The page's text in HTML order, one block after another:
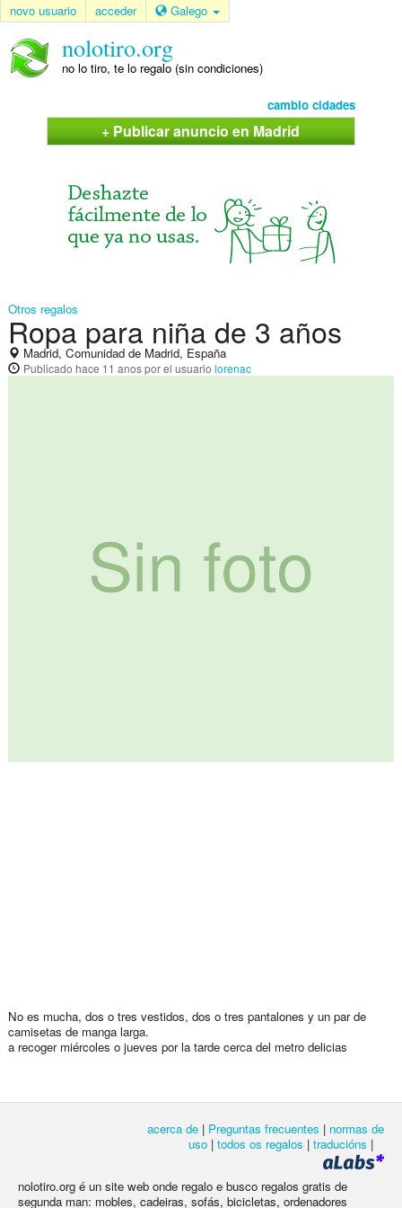
novo usuario acceder Galego
nolotiro.org
no lo tiro, te lo regalo (sin condiciones)
cambio cidades
+ Publicar anuncio en Madrid
Otros regalos
Ropa para niña de 3 años
Madrid, Comunidad de Madrid, España
Publicado hace 11 anospor el usuario lorenac
No es mucha, dos o tres vestidos, dos o tres pantalones y un par de
camisetas de manga larga.
a recoger miércoles o jueves por la tarde cerca del metro delicias
acerca de | Preguntas frecuentes | normas de
uso | todos os regalos | traducións |
nolotiro.org é un site web onde regalo e busco regalos gratis de
segunda man: mobles, cadeiras, sofás, bicicletas, ordenadores